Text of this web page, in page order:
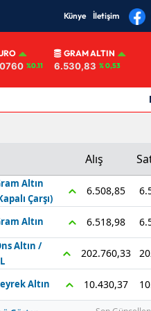
Künye İletişim
%0.11
GRAM ALTIN
6.530,83 % 0,53
Alış
Altın
Çarşı)
6.508,85
Altın 6.518,98
Altın /
202.760,33
Altın 10.430,37